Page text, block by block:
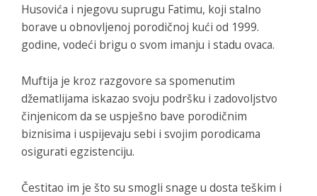
Husovića i njegovu suprugu Fatimu, koji stalno
borave u obnovljenoj porodičnoj kući od 1999.
godine, vodeći brigu o svom imanju i stadu ovaca.
Muftija je kroz razgovore sa spomenutim
džematlijama iskazao svoju podršku i zadovoljstvo
činjenicom da se uspješno bave porodičnim
biznisima i uspijevaju sebi i svojim porodicama
osigurati egzistenciju.
Čestitao im je što su smogli snage u dosta teškim i